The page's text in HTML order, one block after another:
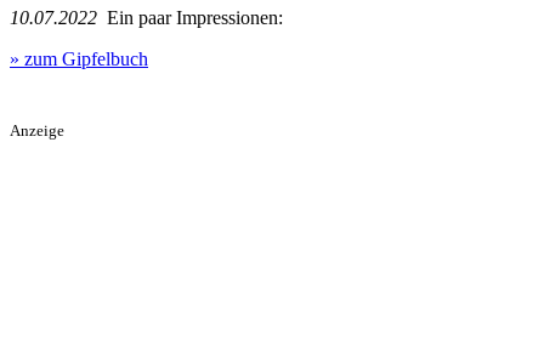
10.07.2022 Ein paar Impressionen:
» zum Gipfelbuch
Anzeige